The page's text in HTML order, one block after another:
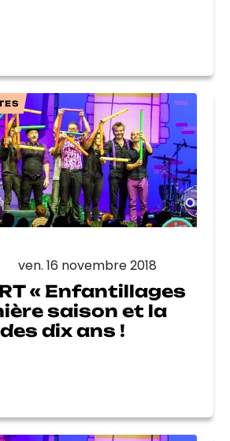
ven. 16 novembre 2018
« Enfantillages
saison et la
dix ans !